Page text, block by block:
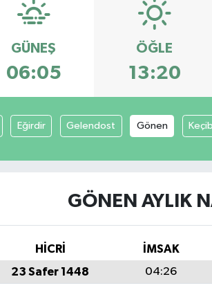
GÜNEŞ
06:05
ÖĞLE
13:20
Eğirdir Gelendost Gönen
GÖNEN AYLIK
HİCRİ İMSAK
23 Safer 1448 04:26